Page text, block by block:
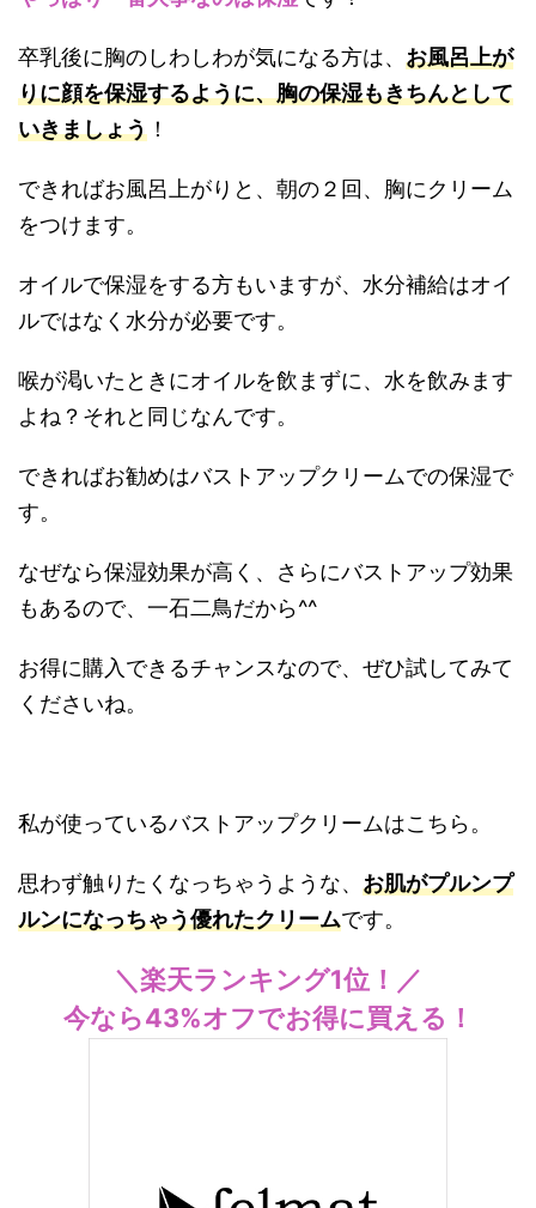
卒乳後に胸のしわしわが気になる方は、 お風呂上が
りに顔を保湿するように、胸の保湿もきちんとして
いきましょう ！
できればお風呂上がりと、朝の２回、胸にクリーム
をつけます。
オイルで保湿をする方もいますが、水分補給はオイ
ルではなく水分が必要です。
喉が渇いたときにオイルを飲まずに、水を飲みます
よね？それと同じなんです。
できればお勧めはバストアップクリームでの保湿で
す。
なぜなら保湿効果が高く、さらにバストアップ効果
もあるので、一石二鳥だから^^
お得に購入できるチャンスなので、ぜひ試してみて
くださいね。
私が使っているバストアップクリームはこちら。
思わず触りたくなっちゃうような、 お肌がプルンプ
ルンになっちゃう優れたクリームです。
＼楽天ランキング1位！／
今なら43%オフでお得に買える！